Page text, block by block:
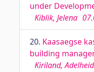
under
Kiblik, Jelena
20. Kaasaegse
building
Kiriland, Adelheid